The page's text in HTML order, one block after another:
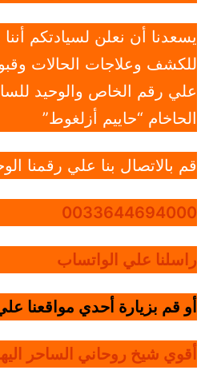
يسعدنا أن نعلن لسيادتكم
للكشف وعلاجات الحالات
علي رقم الخاص والوحيد
الحاخام “حاييم أزلغوط”
قم بالاتصال بنا علي رقمنا
0033644694000
راسلنا علي الواتساب
أو قم بزيارة أحدي مواقعنا
أقوي شيخ روحاني الساحر